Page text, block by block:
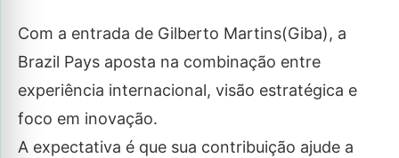
Com a entrada de Gilberto Martins(Giba), a
Brazil Pays aposta na combinação entre
experiência internacional, visão estratégica e
foco em inovação.
A expectativa é que sua contribuição ajude a